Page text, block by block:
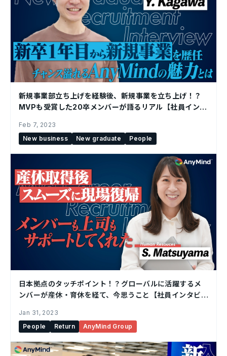
New business New graduate People
Feb 7, 2023
新規事業部立ち上げを経験後、新規事業を立ち上げ！？
MVPも受賞した20卒メンバーが語るリアル【社員インタ
日本拠点のタッチポイント！？グローバルに活躍するメ
ンバーが産休・育休を経て、今思うこと【社員インタビュ
Jan 31, 2023
People
Return AnyMind Group